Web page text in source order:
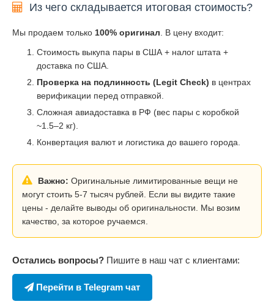
Из чего складывается итоговая стоимость?
Мы продаем только 100% оригинал . В цену входит:
Стоимость выкупа пары в США + налог штата +
доставка по США.
Проверка на подлинность (Legit Check) в центрах
верификации перед отправкой.
Сложная авиадоставка в РФ (вес пары с коробкой
~1.5–2 кг).
Конвертация валют и логистика до вашего города.
Важно: Оригинальные лимитированные вещи не
могут стоить 5-7 тысяч рублей. Если вы видите такие
цены - делайте выводы об оригинальности. Мы возим
качество, за которое ручаемся.
Остались вопросы? Пишите в наш чат с клиентами:
Перейти в Telegram чат